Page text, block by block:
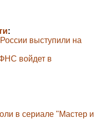
:
выступили на
войдет в
в сериале "Мастер и